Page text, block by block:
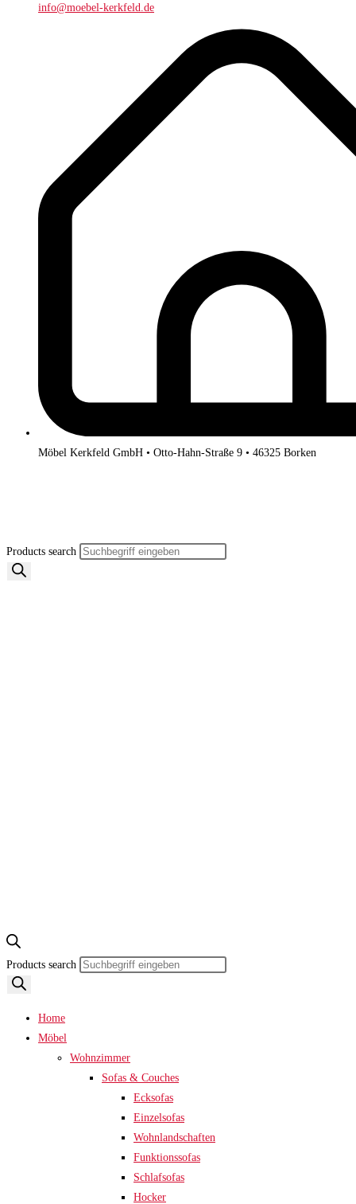
info@moebel-kerkfeld.de
Möbel Kerkfeld GmbH • Otto-Hahn-Straße 9 • 46325 Borken
Products search
Products search
Home
Möbel
Wohnzimmer
Sofas & Couches
Ecksofas
Einzelsofas
Wohnlandschaften
Funktionssofas
Schlafsofas
Hocker